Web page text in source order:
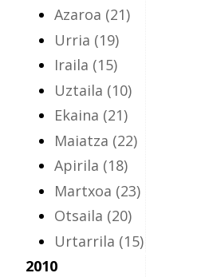
Azaroa (21)
Urria (19)
Iraila (15)
Uztaila (10)
Ekaina (21)
Maiatza (22)
Apirila (18)
Martxoa (23)
Otsaila (20)
Urtarrila (15)
2010